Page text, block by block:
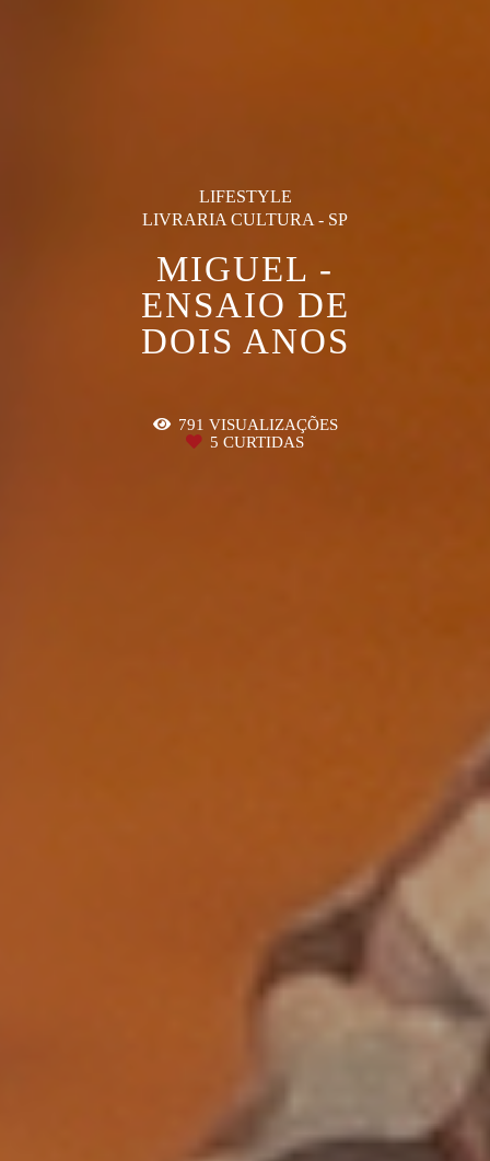
LIFESTYLE
LIVRARIA CULTURA - SP
MIGUEL -
ENSAIO DE
DOIS ANOS
791 VISUALIZAÇÕES
5 CURTIDAS